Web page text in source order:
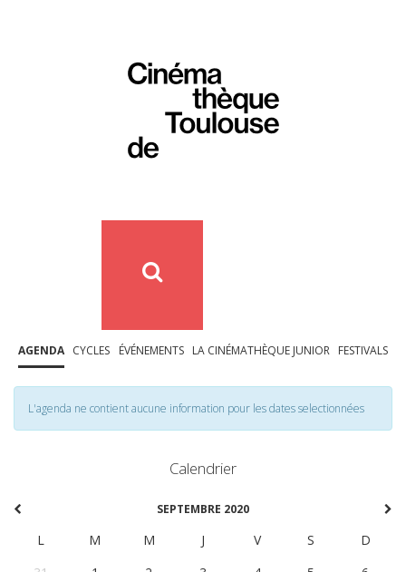
AGENDA CYCLES ÉVÉNEMENTS LA CINÉMATHÈQUE JUNIOR FESTIVALS
L'agenda ne contient aucune information pour les dates selectionnées
Calendrier
SEPTEMBRE 2020
L M M J V S
D